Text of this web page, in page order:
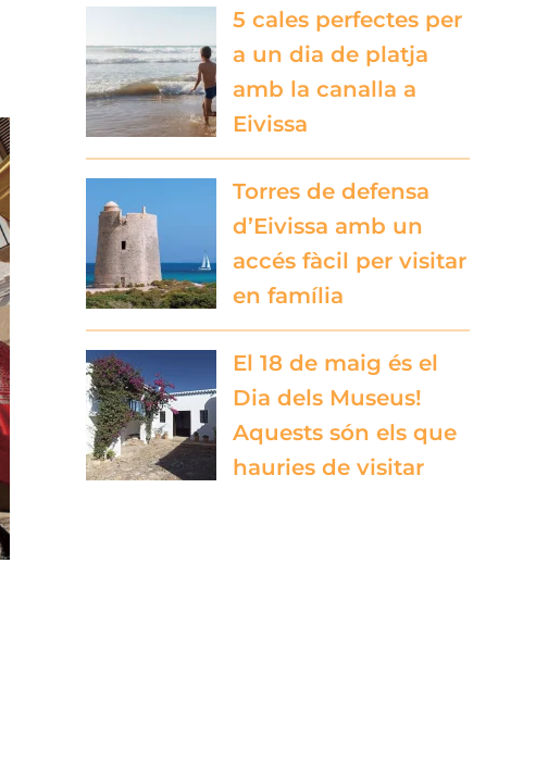
5 cales perfectes per
a un dia de platja
amb la canalla a
Eivissa
Torres de defensa
d’Eivissa amb un
accés fàcil per visitar
en família
El 18 de maig és el
Dia dels Museus!
Aquests són els que
hauries de visitar